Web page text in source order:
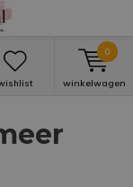
winkelwagen
0